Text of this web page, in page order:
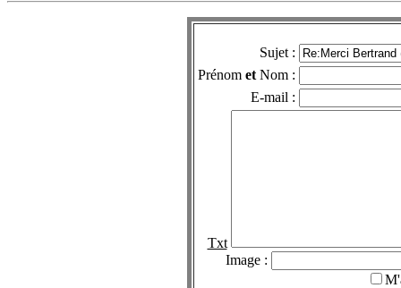
Sujet :
Prénom et Nom :
E-mail :
Txt
Image :